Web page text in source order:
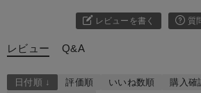
レビューを書く 質
レビュー Q&A
日付順 ↓ 評価順 いいね数順
購入確